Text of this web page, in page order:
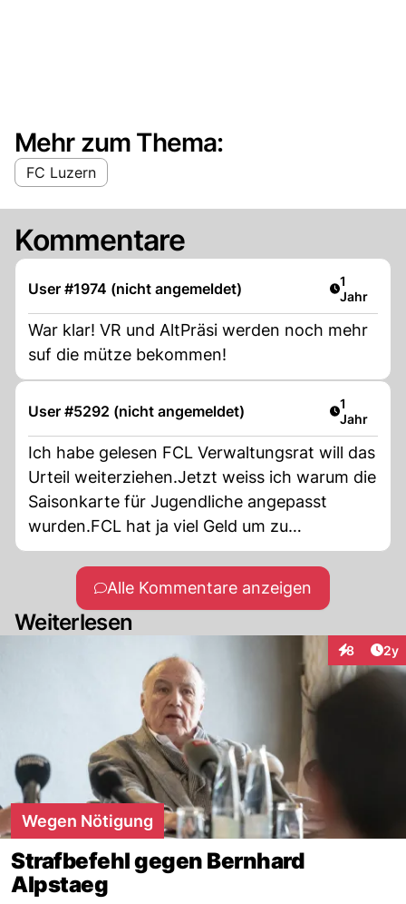
Mehr zum Thema:
FC Luzern
Kommentare
User #1974 (nicht angemeldet) Artikel
1
Jahr
War klar! VR und AltPräsi werden noch mehr
suf die mütze bekommen!
User #5292 (nicht angemeldet) Artikel
1
Jahr
Ich habe gelesen FCL Verwaltungsrat will das
Urteil weiterziehen.Jetzt weiss ich warum die
Saisonkarte für Jugendliche angepasst
wurden.FCL hat ja viel Geld um zu
prozessieren.
Alle Kommentare anzeigen
Weiterlesen
8 2y
Wegen Nötigung
Strafbefehl gegen Bernhard
Alpstaeg